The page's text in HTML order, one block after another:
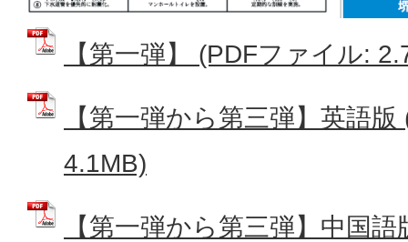
【第一弾】 (PDFファイル:
【第一弾から第三弾】英語
4.1MB)
【第一弾から第三弾】中国